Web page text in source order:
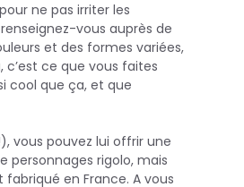
ne pas irriter les
vous auprès de
et des formes variées,
c’est ce que vous faites
cool que ça, et que
vous pouvez lui offrir une
personnages rigolo, mais
en France. A vous